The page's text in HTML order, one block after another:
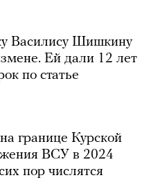
Василису Шишкину
Ей дали 12 лет
по статье
границе Курской
ВСУ в 2024
пор числятся